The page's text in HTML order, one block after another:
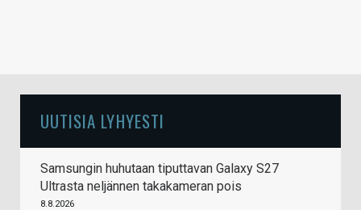
UUTISIA LYHYESTI
Samsungin huhutaan tiputtavan Galaxy S27
Ultrasta neljännen takakameran pois
8.8.2026